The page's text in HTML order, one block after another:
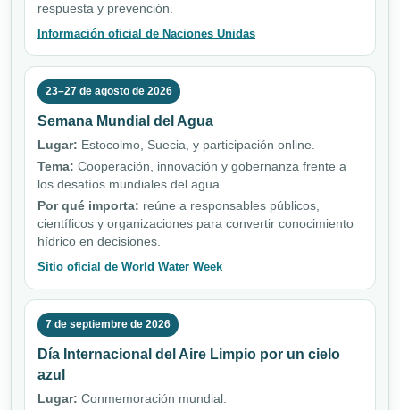
respuesta y prevención.
Información oficial de Naciones Unidas
23–27 de agosto de 2026
Semana Mundial del Agua
Lugar: Estocolmo, Suecia, y participación online.
Tema: Cooperación, innovación y gobernanza frente a
los desafíos mundiales del agua.
Por qué importa: reúne a responsables públicos,
científicos y organizaciones para convertir conocimiento
hídrico en decisiones.
Sitio oficial de World Water Week
7 de septiembre de 2026
Día Internacional del Aire Limpio por un cielo
azul
Lugar: Conmemoración mundial.